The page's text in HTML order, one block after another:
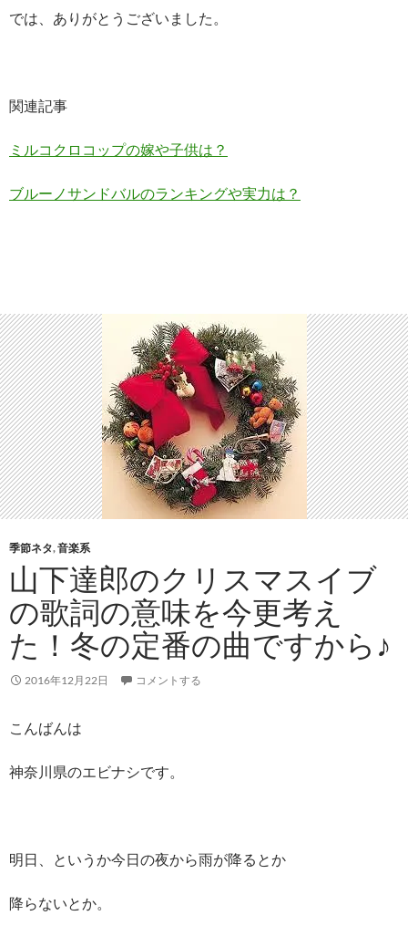
では、ありがとうございました。
関連記事
ミルコクロコップの嫁や子供は？
ブルーノサンドバルのランキングや実力は？
季節ネタ,音楽系
山下達郎のクリスマスイブ
の歌詞の意味を今更考え
た！冬の定番の曲ですから♪
2016年12月22日 コメントする
こんばんは
神奈川県のエビナシです。
明日、というか今日の夜から雨が降るとか
降らないとか。